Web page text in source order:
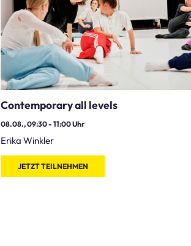
Contemporary all levels
08.08., 09:30- 11:00Uhr
Erika Winkler
JETZT TEILNEHMEN